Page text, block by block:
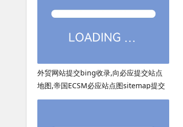
外贸网站提交bing收录,向必应提交站点
地图,帝国ECSM必应站点图sitemap提交